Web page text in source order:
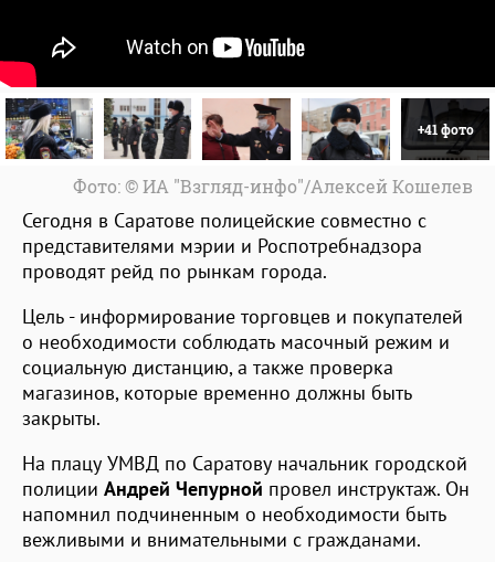
+41 фото
Фото: © ИА "Взгляд-инфо"/Алексей Кошелев
Сегодня в Саратове полицейские совместно с
представителями мэрии и Роспотребнадзора
проводят рейд по рынкам города.
Цель - информирование торговцев и покупателей
о необходимости соблюдать масочный режим и
социальную дистанцию, а также проверка
магазинов, которые временно должны быть
закрыты.
На плацу УМВД по Саратову начальник городской
полиции Андрей Чепурной провел инструктаж. Он
напомнил подчиненным о необходимости быть
вежливыми и внимательными с гражданами.